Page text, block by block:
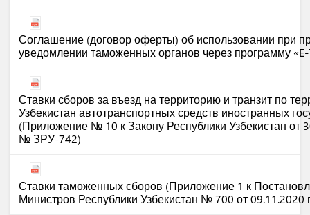
Соглашение (договор оферты) об использовании при
уведомлении таможенных органов через программу «E-
Ставки сборов за въезд на территорию и транзит по
Узбекистан автотранспортных средств иностранных
(Приложение № 10 к Закону Республики Узбекистан от
№ ЗРУ-742)
Ставки таможенных сборов (Приложение 1 к
Министров Республики Узбекистан № 700 от 09.11.2020